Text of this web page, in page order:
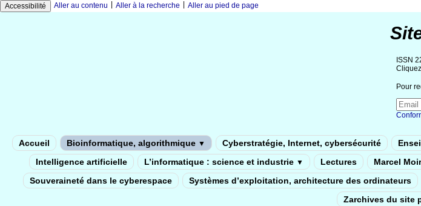
Accessibilité Aller au contenu Aller à la recherche Aller au pied de page
ISSN
Pour
Accueil Bioinformatique, algorithmique ▼ Cyberstratégie, Internet, cybersécurité
Intelligence artificielle
L’informatique : science et industrie ▼ Lectures Marcel
Souveraineté dans le cyberespace
Systèmes d’exploitation, architecture des ordinateurs
Zarchives du site